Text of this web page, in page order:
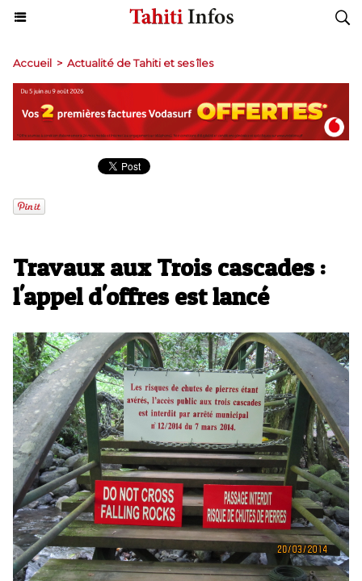
Accueil > Actualité de Tahiti et ses îles
Travaux aux Trois cascades :
l'appel d'offres est lancé